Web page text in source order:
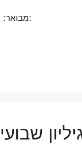
מבואר: מנוקד: אידיש: אנגלית: ספרדית: איטלקית: פורטוגזית: צרפתית: